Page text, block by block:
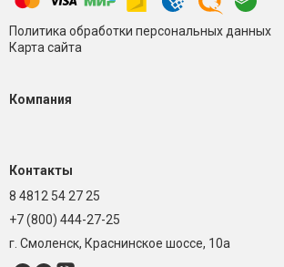
LG F10B8NDW LG
Политика обработки персональных данных
Карта сайта
Компания
Контакты
8 4812 54 27 25
+7 (800) 444-27-25
г. Смоленск, Краснинское шоссе, 10а